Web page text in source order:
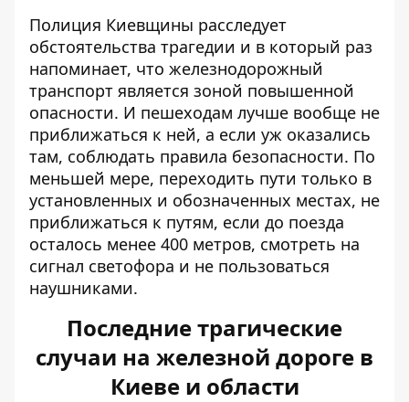
Полиция Киевщины расследует
обстоятельства трагедии и в который раз
напоминает, что железнодорожный
транспорт является зоной повышенной
опасности. И пешеходам лучше вообще не
приближаться к ней, а если уж оказались
там, соблюдать правила безопасности. По
меньшей мере, переходить пути только в
установленных и обозначенных местах, не
приближаться к путям, если до поезда
осталось менее 400 метров, смотреть на
сигнал светофора и не пользоваться
наушниками.
Последние трагические
случаи на железной дороге в
Киеве и области